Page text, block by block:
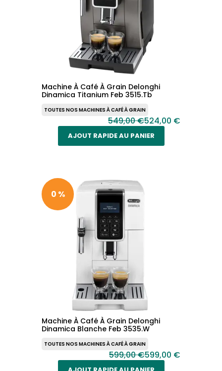
Machine À Café À Grain Delonghi
Dinamica Titanium Feb 3515.Tb
TOUTES NOS MACHINES À CAFÉ À GRAIN
549,00 €524,00 €
AJOUT RAPIDE AU PANIER
0 %
Machine À Café À Grain Delonghi
Dinamica Blanche Feb 3535.W
TOUTES NOS MACHINES À CAFÉ À GRAIN
599,00 €599,00 €